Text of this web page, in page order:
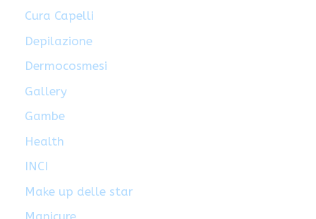
Cura Capelli
Depilazione
Dermocosmesi
Gallery
Gambe
Health
INCI
Make up delle star